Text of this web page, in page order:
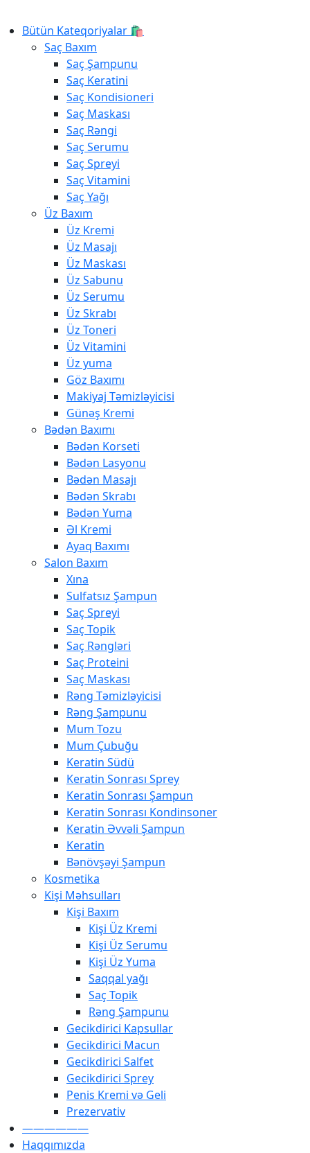
Bütün Kateqoriyalar 🛍️
Saç Baxım
Saç Şampunu
Saç Keratini
Saç Kondisioneri
Saç Maskası
Saç Rəngi
Saç Serumu
Saç Spreyi
Saç Vitamini
Saç Yağı
Üz Baxım
Üz Kremi
Üz Masajı
Üz Maskası
Üz Sabunu
Üz Serumu
Üz Skrabı
Üz Toneri
Üz Vitamini
Üz yuma
Göz Baxımı
Makiyaj Təmizləyicisi
Günəş Kremi
Bədən Baxımı
Bədən Korseti
Bədən Lasyonu
Bədən Masajı
Bədən Skrabı
Bədən Yuma
Əl Kremi
Ayaq Baxımı
Salon Baxım
Xına
Sulfatsız Şampun
Saç Spreyi
Saç Topik
Saç Rəngləri
Saç Proteini
Saç Maskası
Rəng Təmizləyicisi
Rəng Şampunu
Mum Tozu
Mum Çubuğu
Keratin Südü
Keratin Sonrası Sprey
Keratin Sonrası Şampun
Keratin Sonrası Kondinsoner
Keratin Əvvəli Şampun
Keratin
Bənövşəyi Şampun
Kosmetika
Kişi Məhsulları
Kişi Baxım
Kişi Üz Kremi
Kişi Üz Serumu
Kişi Üz Yuma
Saqqal yağı
Saç Topik
Rəng Şampunu
Gecikdirici Kapsullar
Gecikdirici Macun
Gecikdirici Salfet
Gecikdirici Sprey
Penis Kremi və Geli
Prezervativ
——————
Haqqımızda